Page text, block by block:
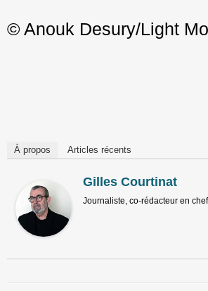
© Anouk Desury/Light
À propos Articles récents
Gilles Courtinat
Journaliste, co-rédacteur en